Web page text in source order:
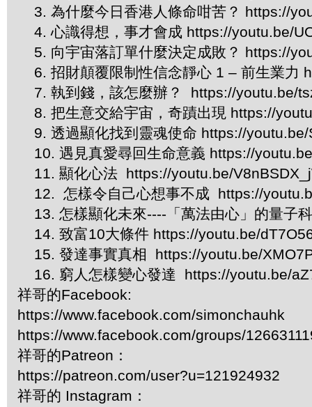
3. 為什麼今日香港人條命咁苦？ https://
4. 心識得想，事才會成 https://youtu.be/
5. 向宇宙落訂單什麼決定成敗？ https://
6. 招財顛覆限制性信念靜心 1 – 前生業力
7. 執到錢，該怎麼辦？ https://youtu.be/
8. 把生意交給宇宙，奇蹟出現 https://
9. 透過顯化找到靈魂使命 https://
10. 遇見真愛尋回生命意義 https://
11. 顯化心法 https://youtu.be/
12. 怎樣令自己心想事不成 https://
13. 怎樣顯化未來----「萬法由心」的量子
14. 致富10大條件 https://youtu.be/
15. 發達事實真相 https://youtu.be/
16. 窮人怎樣變心發達 https://youtu.be/
祥哥的Facebook:
https://www.facebook.com/simonchauhk
https://www.facebook.com/groups/
祥哥的Patreon：
https://patreon.com/user?u=121924932
祥哥的 Instagram：